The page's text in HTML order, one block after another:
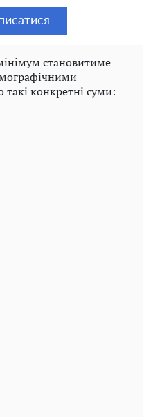
становитиме
такі конкретні суми: